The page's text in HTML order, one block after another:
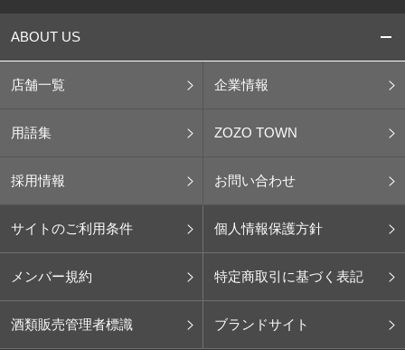
ABOUT US
店舗一覧 企業情報
用語集 ZOZO TOWN
採用情報 お問い合わせ
サイトのご利用条件 個人情報保護方針
メンバー規約 特定商取引に基づく表記
酒類販売管理者標識 ブランドサイト